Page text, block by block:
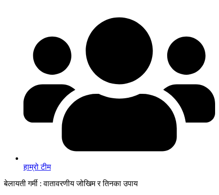
हाम्रो टीम
बेलायती गर्मी : वातावरणीय जोखिम र तिनका उपाय